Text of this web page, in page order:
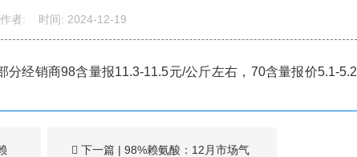
作者: 时间: 2024-12-19
经销商98含量报11.3-11.5元/公斤左右，70含量报价5.1-5.2
下一篇 | 98%赖氨酸：12月市场气